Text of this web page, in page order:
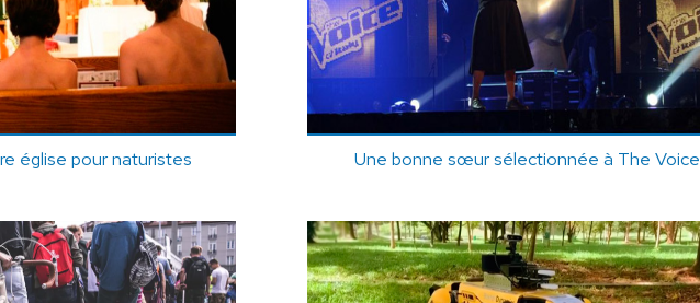
église pour naturistes Une bonne sœur sélectionnée à The Voice